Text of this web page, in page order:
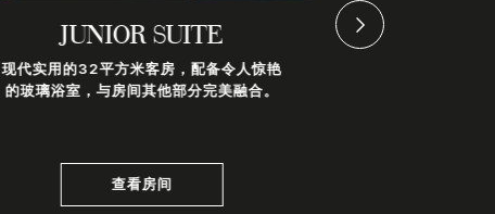
JUNIOR SUITE
现代实用的32平方米客房，配备令人惊艳
的玻璃浴室，与房间其他部分完美融合。
查看房间